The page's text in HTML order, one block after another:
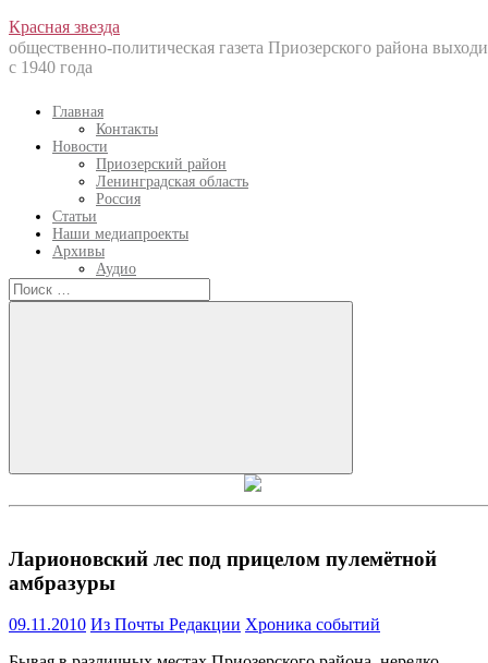
Перейти
к
содержанию
Красная звезда
общественно-политическая газета Приозерского района
с 1940 года
Главная
Контакты
Новости
Приозерский район
Ленинградская область
Россия
Статьи
Наши медиапроекты
Архивы
Аудио
Искать:
Искать
Ларионовский лес под прицелом пулемётной
амбразуры
09.11.2010 Из Почты Редакции Хроника событий